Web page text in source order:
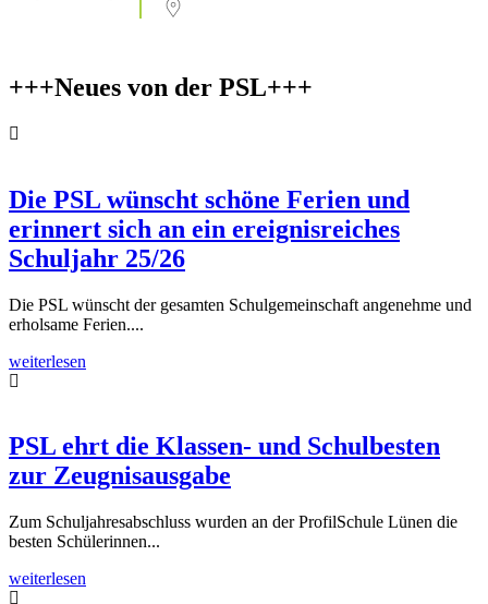
+++Neues von der PSL+++
Die PSL wünscht schöne Ferien und
erinnert sich an ein ereignisreiches
Schuljahr 25/26
Die PSL wünscht der gesamten Schulgemeinschaft angenehme und
erholsame Ferien....
weiterlesen
PSL ehrt die Klassen- und Schulbesten
zur Zeugnisausgabe
Zum Schuljahresabschluss wurden an der ProfilSchule Lünen die
besten Schülerinnen...
weiterlesen